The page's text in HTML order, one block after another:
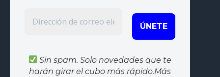
Sin spam. Solo novedades que te
harán girar el cubo más rápido.Más